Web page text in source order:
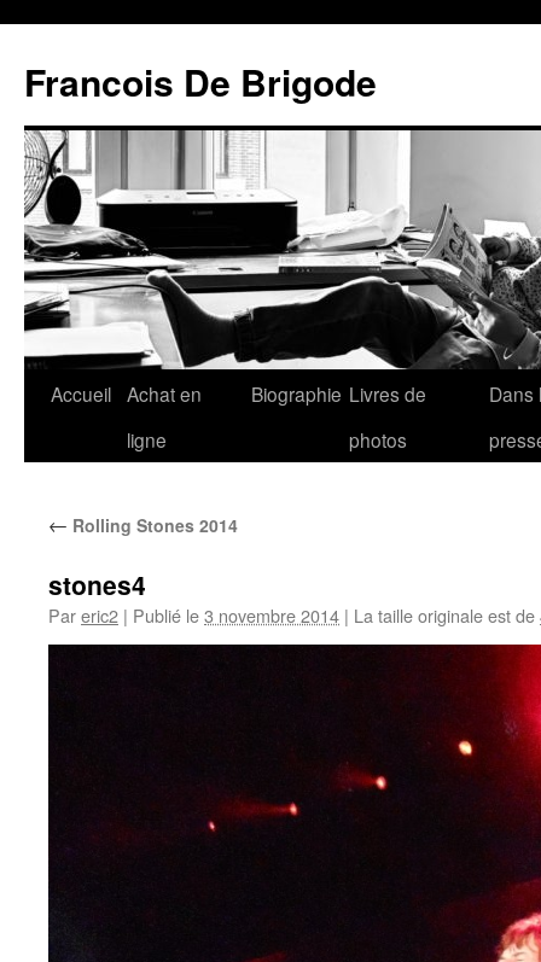
Francois De Brigode
Accueil Achat en
ligne
Biographie Livres de
photos
Dans
← Rolling Stones 2014
stones4
Pareric2 | Publié le3 novembre 2014 | La taille originale est de